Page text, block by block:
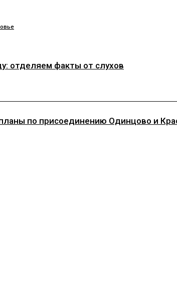
отделяем факты от слухов
по присоединению Одинцово и